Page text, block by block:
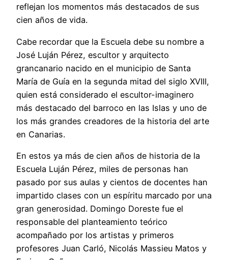
reflejan los momentos más destacados de sus
cien años de vida.
Cabe recordar que la Escuela debe su nombre a
José Luján Pérez, escultor y arquitecto
grancanario nacido en el municipio de Santa
María de Guía en la segunda mitad del siglo XVIII,
quien está considerado el escultor-imaginero
más destacado del barroco en las Islas y uno de
los más grandes creadores de la historia del arte
en Canarias.
En estos ya más de cien años de historia de la
Escuela Luján Pérez, miles de personas han
pasado por sus aulas y cientos de docentes han
impartido clases con un espíritu marcado por una
gran generosidad. Domingo Doreste fue el
responsable del planteamiento teórico
acompañado por los artistas y primeros
profesores Juan Carló, Nicolás Massieu Matos y